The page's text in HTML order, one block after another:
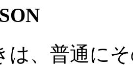
は、普通に